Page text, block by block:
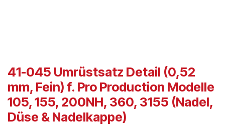
41-045 Umrüstsatz Detail (0,52
mm, Fein) f. Pro Production Modelle
105, 155, 200NH, 360, 3155 (Nadel,
Düse & Nadelkappe)